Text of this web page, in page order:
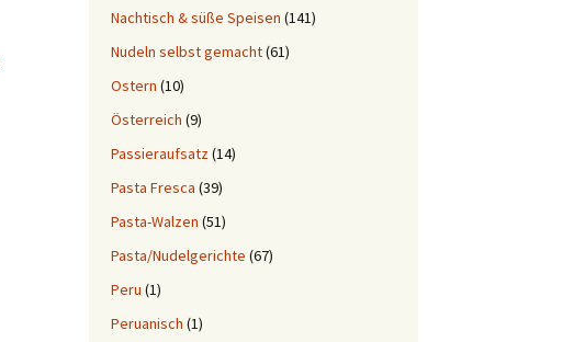
Nachtisch & süße Speisen (141)
Nudeln selbst gemacht(61)
Ostern (10)
Österreich (9)
Passieraufsatz(14)
Pasta Fresca (39)
Pasta-Walzen (51)
Pasta/Nudelgerichte (67)
Peru (1)
Peruanisch (1)